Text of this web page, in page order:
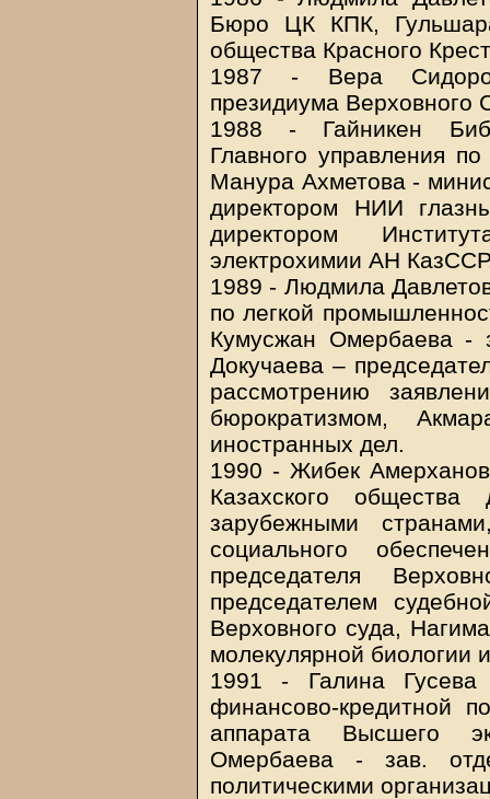
Бюро ЦК КПК,
общества Красного
1987 - Вера
президиума Верховного
1988 - Гайникен
Главного управления
Манура Ахметова -
директором НИИ
директором
электрохимии АН
1989 - Людмила
по легкой
Кумусжан Омербаева -
Докучаева –
рассмотрению
бюрократизмом,
иностранных дел.
1990 - Жибек
Казахского
зарубежными
социального
председателя
председателем
Верховного суда,
молекулярной
1991 - Галина Гусева
финансово-кредитной
аппарата Высшего
Омербаева - зав.
политическими